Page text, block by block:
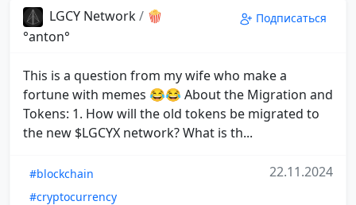
LGCY Network/ 🍿
°anton°
Подписаться
This is a question from my wife who make a
fortune with memes 😂😂 About the Migration and
Tokens: 1. How will the old tokens be migrated to
the new $LGCYX network? What is th...
#blockchain
#cryptocurrency
22.11.2024